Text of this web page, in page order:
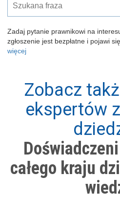
Zadaj pytanie prawnikowi na
zgłoszenie jest bezpłatne i pojawi
więcej
Zobacz
ekspertów
całego kraju